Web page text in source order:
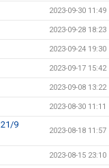
2023-09-30 11:49
2023-09-28 18:23
2023-09-24 19:30
2023-09-17 15:42
2023-09-08 13:22
2023-08-30 11:11
9
2023-08-18 11:57
2023-08-15 23:10